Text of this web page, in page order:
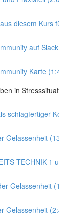
diesem Kurs
auf
Karte
in
schlagfertiger
Gelassenheit
TECHNIK 1
Gelassenheit
Gelassenheit